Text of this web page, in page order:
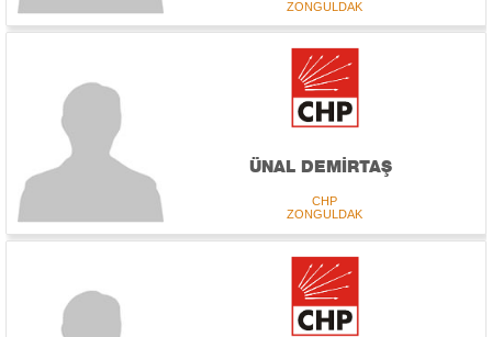
ZONGULDAK
ÜNAL DEMİRTAŞ
CHP
ZONGULDAK